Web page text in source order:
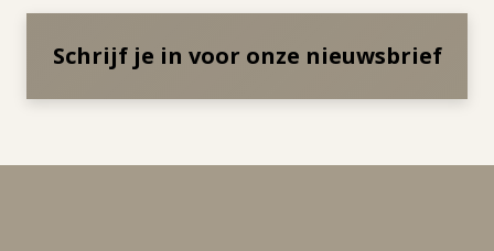
Schrijf je in voor onze nieuwsbrief